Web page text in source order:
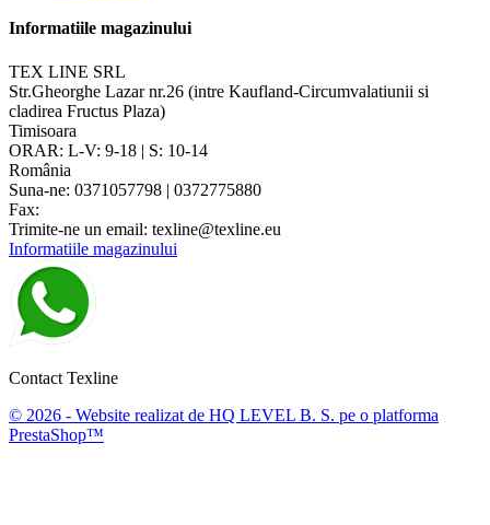
Informatiile magazinului
TEX LINE SRL
Str.Gheorghe Lazar nr.26 (intre Kaufland-Circumvalatiunii si
cladirea Fructus Plaza)
Timisoara
ORAR: L-V: 9-18 | S: 10-14
România
Suna-ne: 0371057798 | 0372775880
Fax:
Trimite-ne un email: texline@texline.eu
Informatiile magazinului
Contact Texline
© 2026 - Website realizat de HQ LEVEL B. S. pe o platforma
PrestaShop™